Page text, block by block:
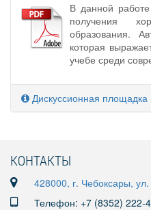
В данной
получения
образования.
которая
учебе среди
Дискуссионная площадка
КОНТАКТЫ
428000, г. Чебоксары,
Телефон: +7 (8352) 222-